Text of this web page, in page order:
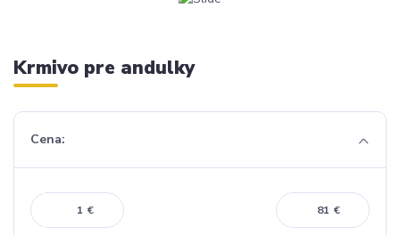
Krmivo pre andulky
Cena:
€ €